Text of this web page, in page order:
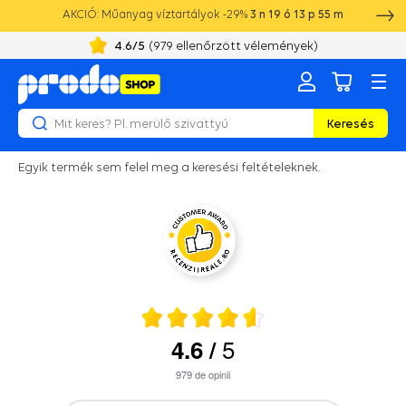
AKCIÓ: Műanyag víztartályok -29% 3 n 19 ó 13 p 55 m
4.6/5 (979 ellenőrzött vélemények)
Keresés
Egyik termék sem felel meg a keresési feltételeknek.
4.6/5
979de opinii